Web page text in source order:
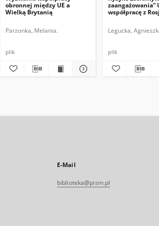
obronnej między UE a
Wielką Brytanią
Parzonka, Melania.
plik
zaangażowania”
współpracę z
Legucka,
plik
E-Mail
biblioteka@pism.pl